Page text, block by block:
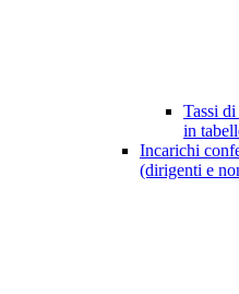
Tassi
in
Incarichi
(dirigenti e